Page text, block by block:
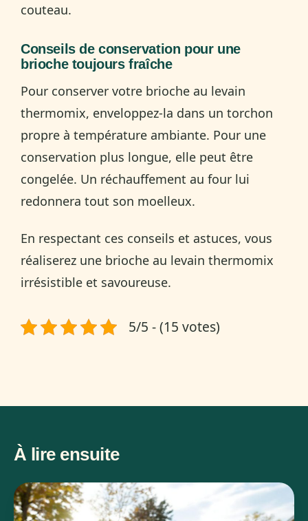
couteau.
Conseils de conservation pour une
brioche toujours fraîche
Pour conserver votre brioche au levain
thermomix, enveloppez-la dans un torchon
propre à température ambiante. Pour une
conservation plus longue, elle peut être
congelée. Un réchauffement au four lui
redonnera tout son moelleux.
En respectant ces conseils et astuces, vous
réaliserez une brioche au levain thermomix
irrésistible et savoureuse.
5/5 - (15 votes)
À lire ensuite